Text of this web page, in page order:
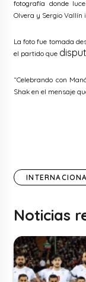
fotografía donde
Olvera y Sergio Vallín
La foto fue tomada
el partido que
“Celebrando con
Shak en el mensaje
Noticias